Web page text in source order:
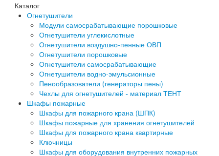
Каталог
Огнетушители
Модули самосрабатывающие порошковые
Огнетушители углекислотные
Огнетушители воздушно-пенные ОВП
Огнетушители порошковые
Огнетушители самосрабатывающие
Огнетушители водно-эмульсионные
Пенообразователи (генераторы пены)
Чехлы для огнетушителей - материал ТЕНТ
Шкафы пожарные
Шкафы для пожарного крана (ШПК)
Шкафы пожарные для хранения огнетушителей
Шкафы для пожарного крана квартирные
Ключницы
Шкафы для оборудования внутренних пожарных